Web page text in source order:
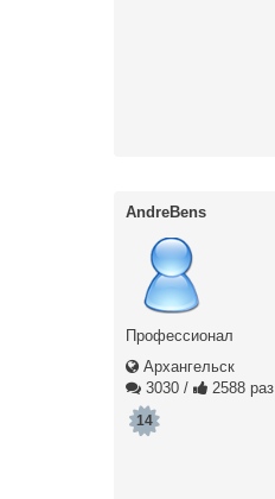
AndreBens
Профессионал
Архангельск
3030 / 2588 раз
14